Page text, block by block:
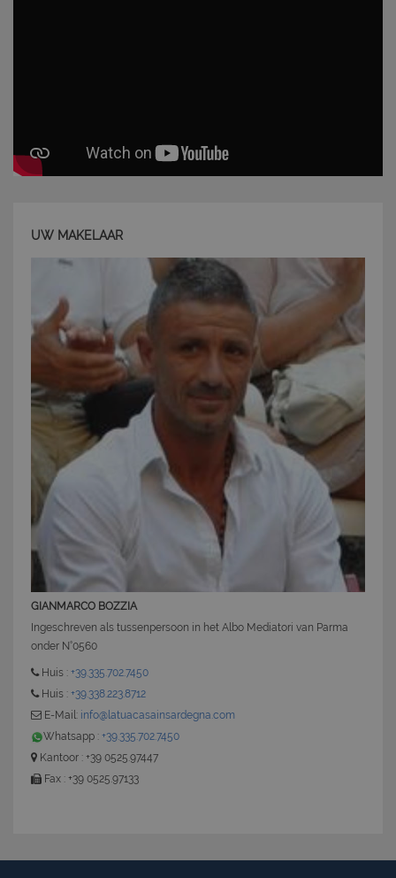
UW MAKELAAR
GIANMARCO BOZZIA
Ingeschreven als tussenpersoon in het Albo Mediatori van Parma
onder N°0560
Huis : +39.335.702.7450
Huis : +39.338.223.8712
E-Mail: info@latuacasainsardegna.com
Whatsapp : +39.335.702.7450
Kantoor : +39 0525.97447
Fax : +39 0525.97133
CookieScriptConsent
CookieScript
www.latuacasainsardegna.com